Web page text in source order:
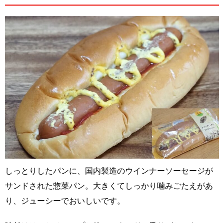
しっとりしたパンに、国内製造のウインナーソーセージが
サンドされた惣菜パン。大きくてしっかり噛みごたえがあ
り、ジューシーでおいしいです。